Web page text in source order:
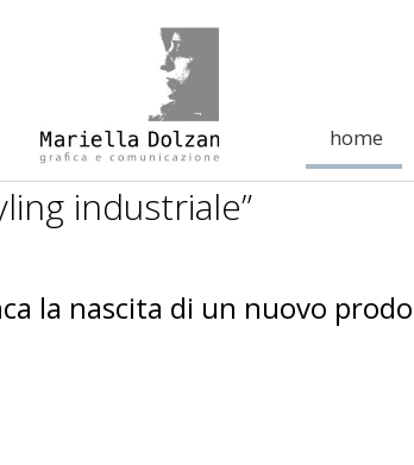
home
industriale”
la nascita di un nuovo